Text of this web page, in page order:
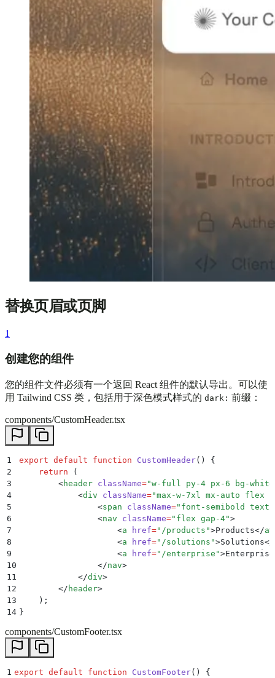
替换页眉或页脚
1
创建您的组件
您的组件文件必须有一个返回 React 组件的默认导出。可以使
用 Tailwind CSS 类，包括用于深色模式样式的 dark: 前缀：
components/CustomHeader.tsx
1 export default function CustomHeader()
{
2
    return
(
3
        <
header className="w-full py-4 px-6 bg-white
4
            <
div className="max-w-7xl mx-auto flex
5
                <
span className=" font-semibold
6
                <
nav className=" flex gap-4">
7
                    <
a href=" /products ">Products</a>
8
                    <
a href=" /solutions ">Solutions</
9
                    <
a href=" /enterprise ">Enterprise
10
                </
nav>
11
            </
div>
12
        </
header>
13
    )
;
14 }
components/CustomFooter.tsx
1 export default function CustomFooter()
{